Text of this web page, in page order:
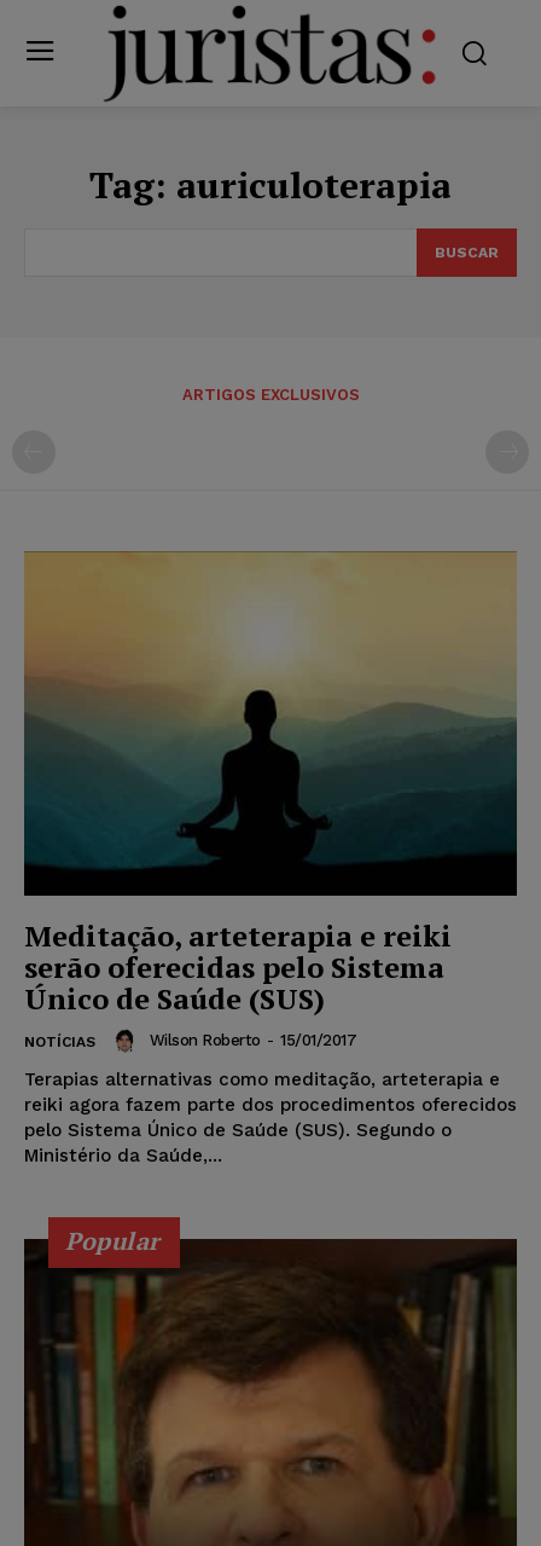
Tag: auriculoterapia
BUSCAR
ARTIGOS EXCLUSIVOS
Meditação, arteterapia e reiki
serão oferecidas pelo Sistema
Único de Saúde (SUS)
NOTÍCIAS Wilson Roberto - 15/01/2017
Terapias alternativas como meditação, arteterapia e
reiki agora fazem parte dos procedimentos oferecidos
pelo Sistema Único de Saúde (SUS). Segundo o
Ministério da Saúde,...
Popular